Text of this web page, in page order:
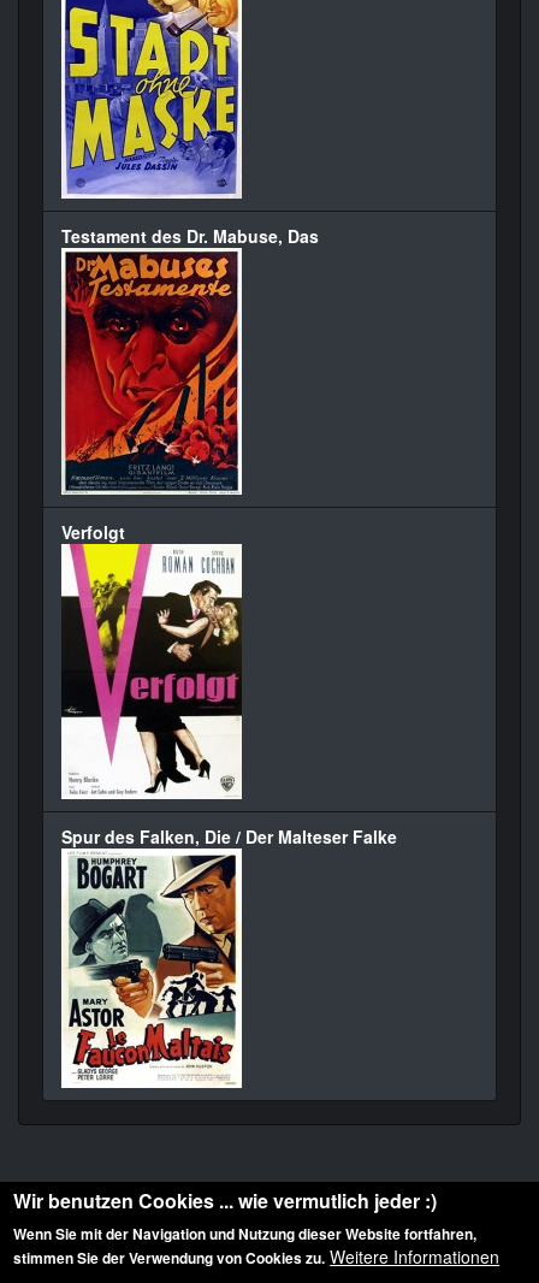
Testament des Dr. Mabuse, Das
Verfolgt
Spur des Falken, Die / Der Malteser Falke
Diese Website ist urheberrechtlich geschützt: © 2010-2026 der Film Noir de. Alle
Wir benutzen Cookies ... wie vermutlich jeder :)
Wenn Sie mit der Navigation und Nutzung dieser Website fortfahren,
stimmen Sie der Verwendung von Cookies zu. Weitere Informationen